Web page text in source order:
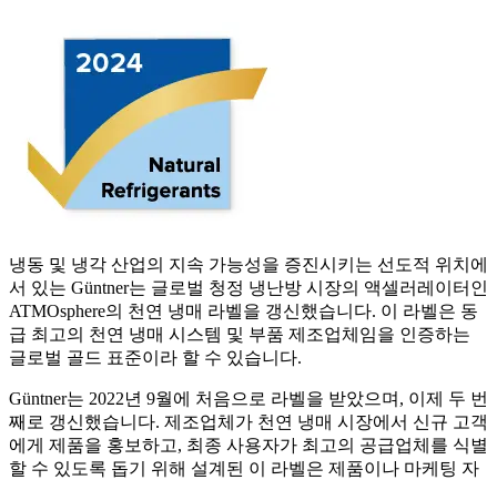
냉동 및 냉각 산업의 지속 가능성을 증진시키는 선도적 위치에
서 있는 Güntner는 글로벌 청정 냉난방 시장의 액셀러레이터인
ATMOsphere의 천연 냉매 라벨을 갱신했습니다. 이 라벨은 동
급 최고의 천연 냉매 시스템 및 부품 제조업체임을 인증하는
글로벌 골드 표준이라 할 수 있습니다.
Güntner는 2022년 9월에 처음으로 라벨을 받았으며, 이제 두 번
째로 갱신했습니다. 제조업체가 천연 냉매 시장에서 신규 고객
에게 제품을 홍보하고, 최종 사용자가 최고의 공급업체를 식별
할 수 있도록 돕기 위해 설계된 이 라벨은 제품이나 마케팅 자